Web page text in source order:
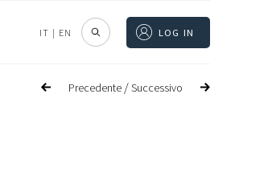
IT | EN LOG IN
Precedente /Successivo